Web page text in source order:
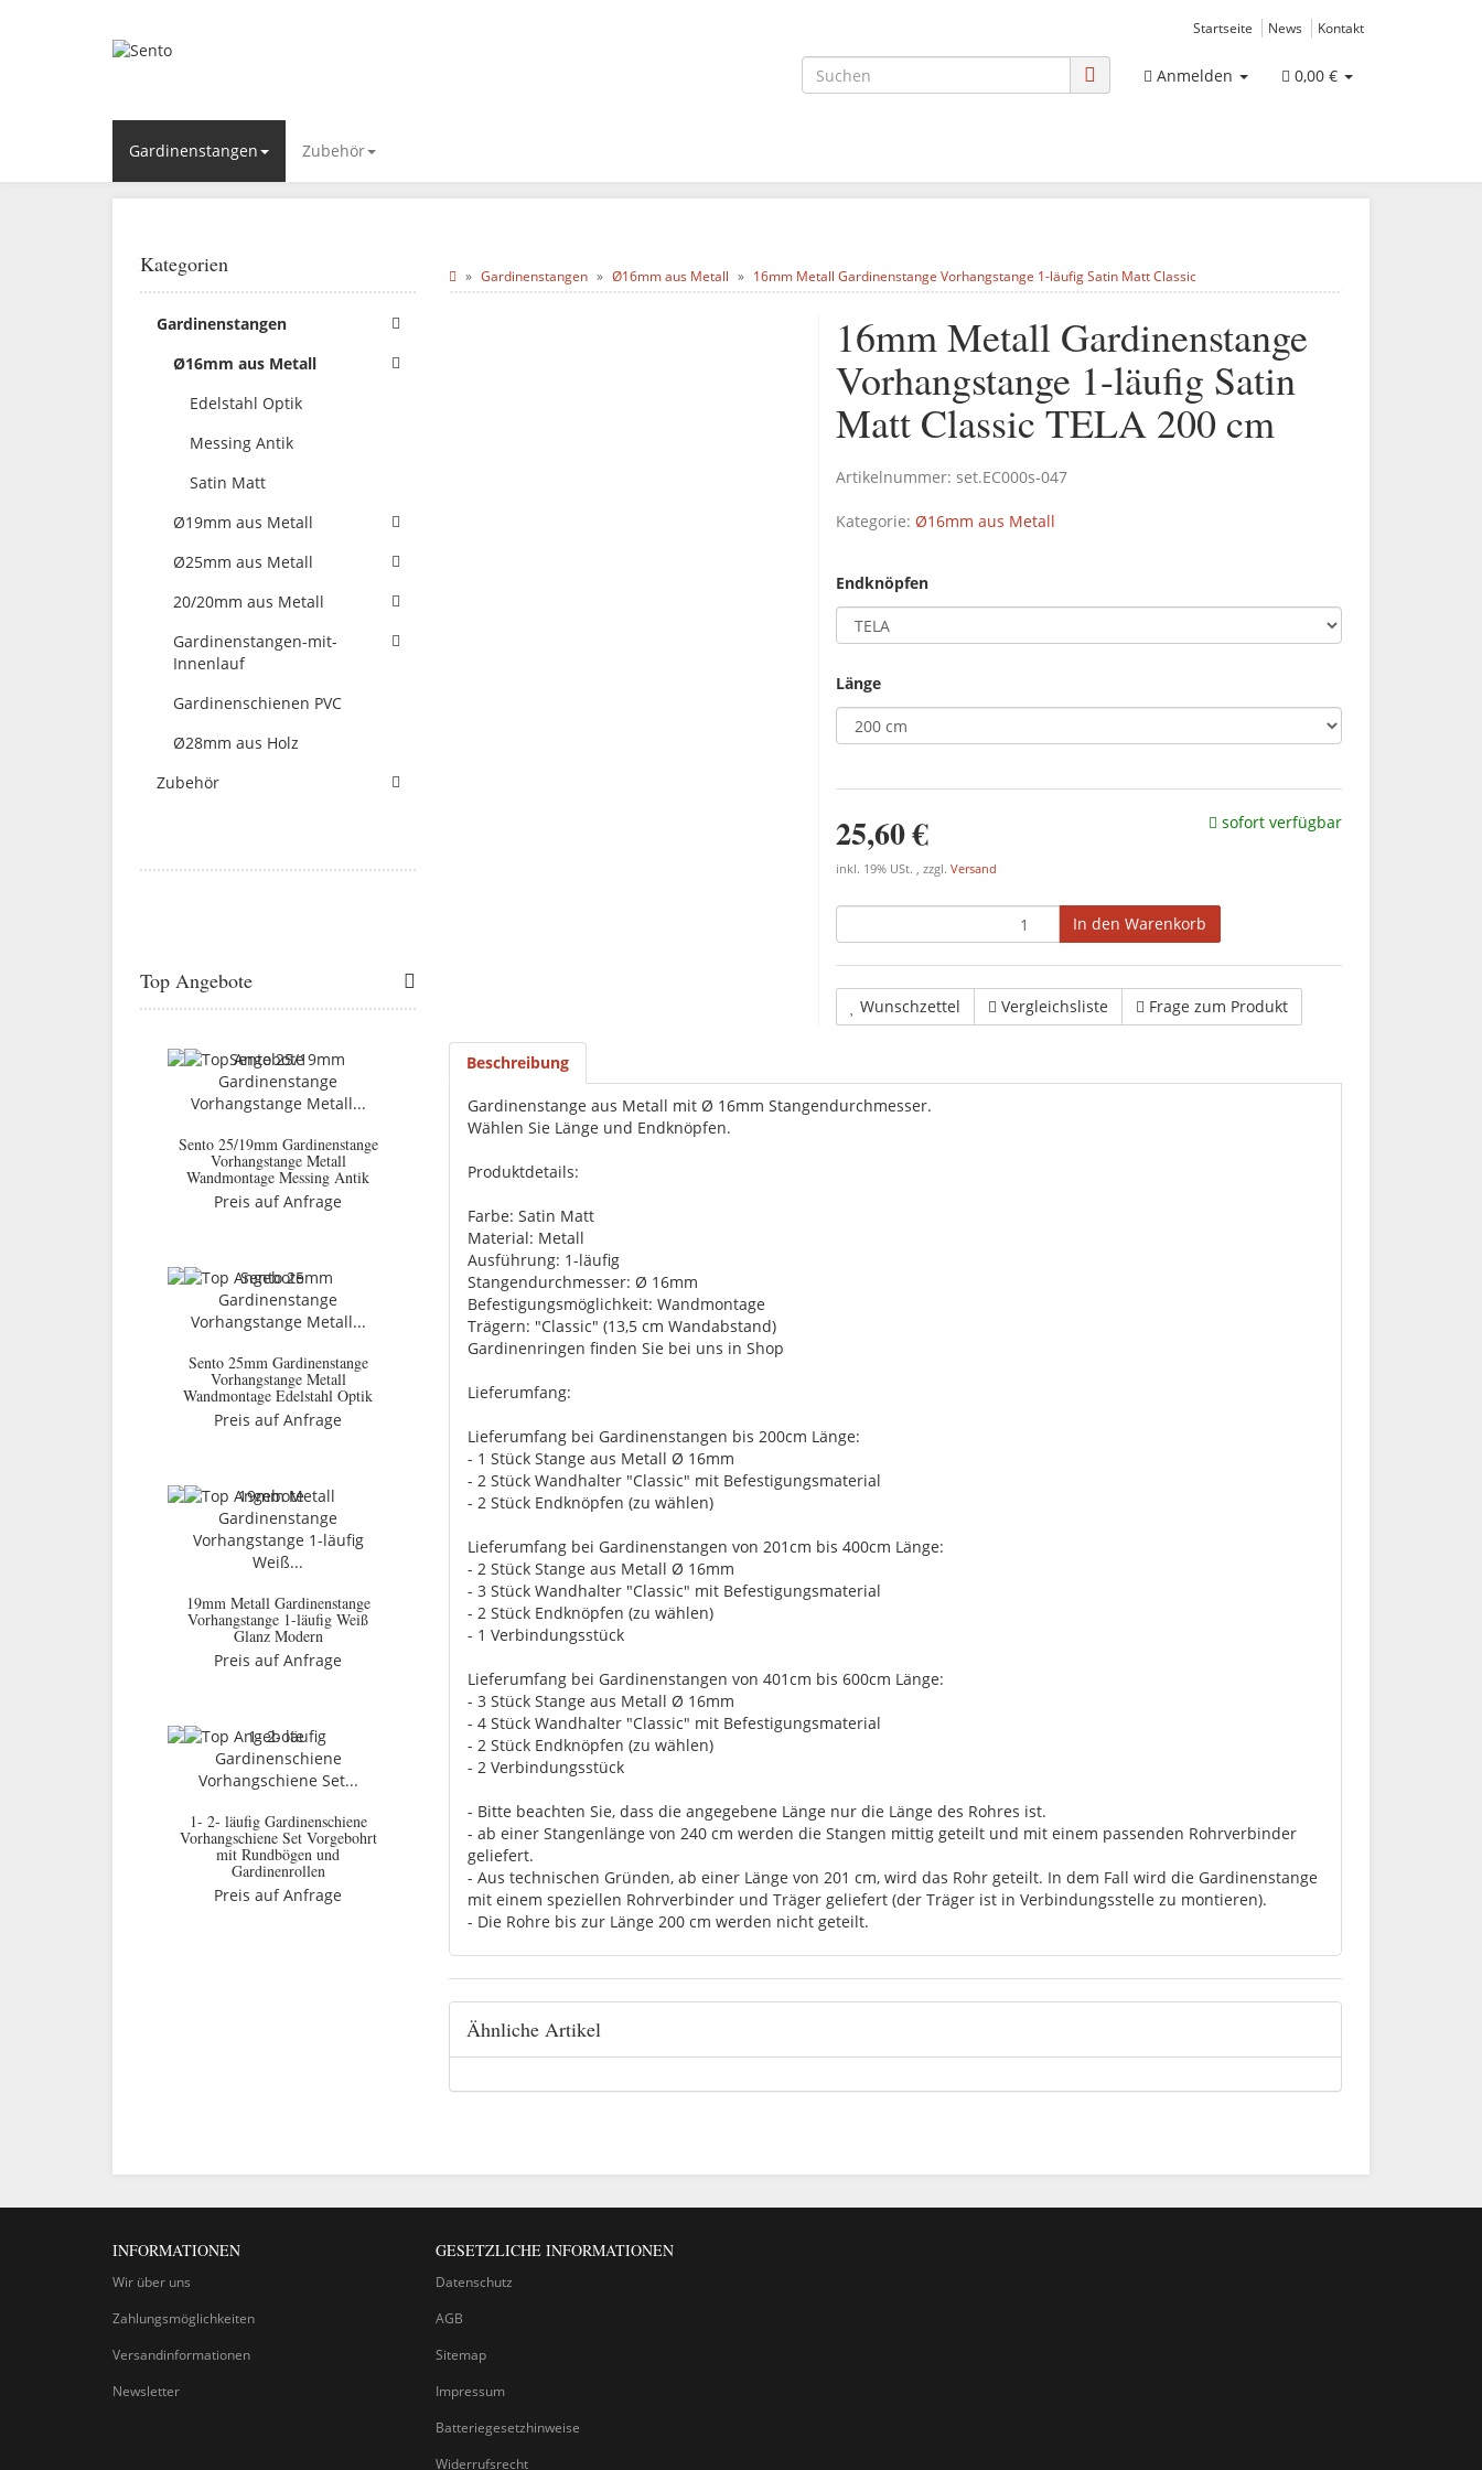
Startseite News Kontakt
Anmelden 0,00 €
Gardinenstangen Zubehör
Gardinenstangen Ø16mm aus Metall 16mm Metall Gardinenstange Vorhangstange 1-läufig Satin Matt Classic
16mm Metall Gardinenstange
Vorhangstange 1-läufig Satin
Matt Classic TELA 200 cm
Artikelnummer: set.EC000s-047
Kategorie: Ø16mm aus Metall
Endknöpfen
Länge
25,60 €
inkl. 19% USt. , zzgl. Versand
sofort verfügbar
In den Warenkorb
Wunschzettel Vergleichsliste Frage zum Produkt
Beschreibung
Gardinenstange aus Metall mit Ø 16mm Stangendurchmesser.
Wählen Sie Länge und Endknöpfen.
Produktdetails:
Farbe: Satin Matt
Material: Metall
Ausführung: 1-läufig
Stangendurchmesser: Ø 16mm
Befestigungsmöglichkeit: Wandmontage
Trägern: "Classic" (13,5 cm Wandabstand)
Gardinenringen finden Sie bei uns in Shop
Lieferumfang:
Lieferumfang bei Gardinenstangen bis 200cm Länge:
- 1 Stück Stange aus Metall Ø 16mm
- 2 Stück Wandhalter "Classic" mit Befestigungsmaterial
- 2 Stück Endknöpfen (zu wählen)
Lieferumfang bei Gardinenstangen von 201cm bis 400cm Länge:
- 2 Stück Stange aus Metall Ø 16mm
- 3 Stück Wandhalter "Classic" mit Befestigungsmaterial
- 2 Stück Endknöpfen (zu wählen)
- 1 Verbindungsstück
Lieferumfang bei Gardinenstangen von 401cm bis 600cm Länge:
- 3 Stück Stange aus Metall Ø 16mm
- 4 Stück Wandhalter "Classic" mit Befestigungsmaterial
- 2 Stück Endknöpfen (zu wählen)
- 2 Verbindungsstück
- Bitte beachten Sie, dass die angegebene Länge nur die Länge des Rohres ist.
- ab einer Stangenlänge von 240 cm werden die Stangen mittig geteilt und mit einem passenden Rohrverbinder
geliefert.
- Aus technischen Gründen, ab einer Länge von 201 cm, wird das Rohr geteilt. In dem Fall wird die Gardinenstange
mit einem speziellen Rohrverbinder und Träger geliefert (der Träger ist in Verbindungsstelle zu montieren).
- Die Rohre bis zur Länge 200 cm werden nicht geteilt.
Ähnliche Artikel
Kategorien
Gardinenstangen
Ø16mm aus Metall
Edelstahl Optik
Messing Antik
Satin Matt
Ø19mm aus Metall
Ø25mm aus Metall
20/20mm aus Metall
Gardinenstangen-mit-
Innenlauf
Gardinenschienen PVC
Ø28mm aus Holz
Zubehör
Top Angebote
Sento 25/19mm Gardinenstange
Vorhangstange Metall
Wandmontage Messing Antik
Preis auf Anfrage
Sento 25mm Gardinenstange
Vorhangstange Metall
Wandmontage Edelstahl Optik
Preis auf Anfrage
19mm Metall Gardinenstange
Vorhangstange 1-läufig Weiß
Glanz Modern
Preis auf Anfrage
1- 2- läufig Gardinenschiene
Vorhangschiene Set Vorgebohrt
mit Rundbögen und
Gardinenrollen
Preis auf Anfrage
INFORMATIONEN
Wir über uns
Zahlungsmöglichkeiten
Versandinformationen
Newsletter
GESETZLICHE INFORMATIONEN
Datenschutz
AGB
Sitemap
Impressum
Batteriegesetzhinweise
Widerrufsrecht